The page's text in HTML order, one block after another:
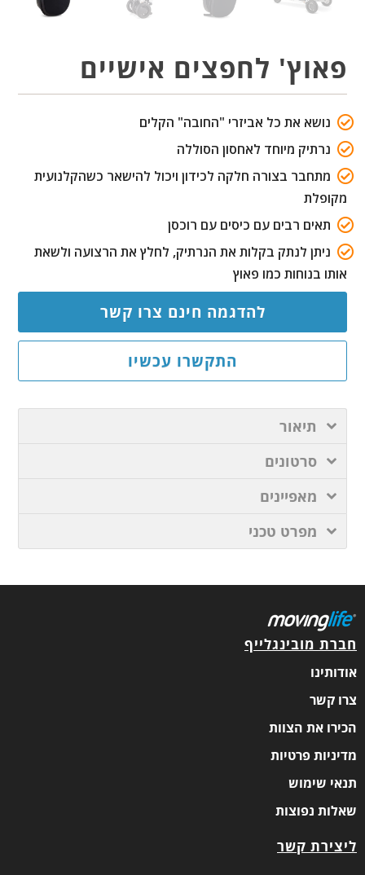
פאוץ' לחפצים אישיים
נושא את כל אביזרי "החובה" הקלים
נרתיק מיוחד לאחסון הסוללה
מתחבר בצורה חלקה לכידון ויכול להישאר כשהקלנועית
מקופלת
תאים רבים עם כיסים עם רוכסן
ניתן לנתק בקלות את הנרתיק, לחלץ את הרצועה ולשאת
אותו בנוחות כמו פאוץ
להדגמה חינם צרו קשר
התקשרו עכשיו
תיאור
סרטונים
מאפיינים
מפרט טכני
חברת מובינגלייף
אודותינו
צרו קשר
הכירו את הצוות
מדיניות פרטיות
תנאי שימוש
שאלות נפוצות
ליצירת קשר